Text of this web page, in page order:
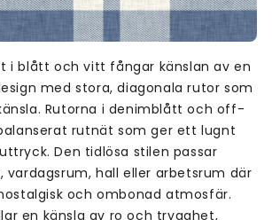
i blått och vitt fångar känslan av en
med stora, diagonala rutor som
Rutorna i denimblått och off-
rutnät som ger ett lugnt
Den tidlösa stilen passar
vardagsrum, hall eller arbetsrum där
och ombonad atmosfär.
en känsla av ro och trygghet,